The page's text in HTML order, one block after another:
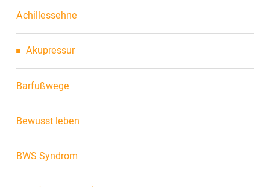
Achillessehne
Akupressur
Barfußwege
Bewusst leben
BWS Syndrom